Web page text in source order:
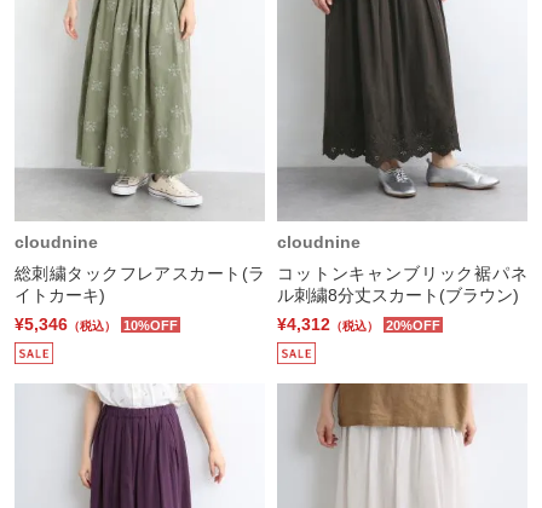
cloudnine
総刺繍タックフレアスカート(ラ
イトカーキ)
¥5,346 （税込） 10%OFF
cloudnine
コットンキャンブリック裾パネ
ル刺繍8分丈スカート(ブラウン)
¥4,312 （税込） 20%OFF